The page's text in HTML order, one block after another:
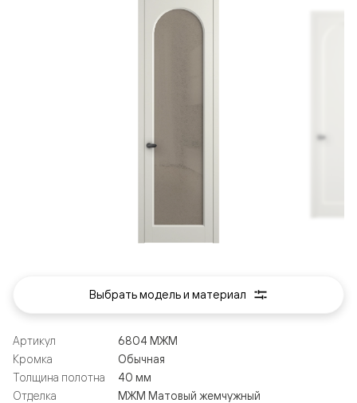
Артикул
6804 МЖМ
Кромка
Обычная
Толщина полотна
40 мм
Отделка
МЖМ Матовый жемчужный
Выбрать модель и материал